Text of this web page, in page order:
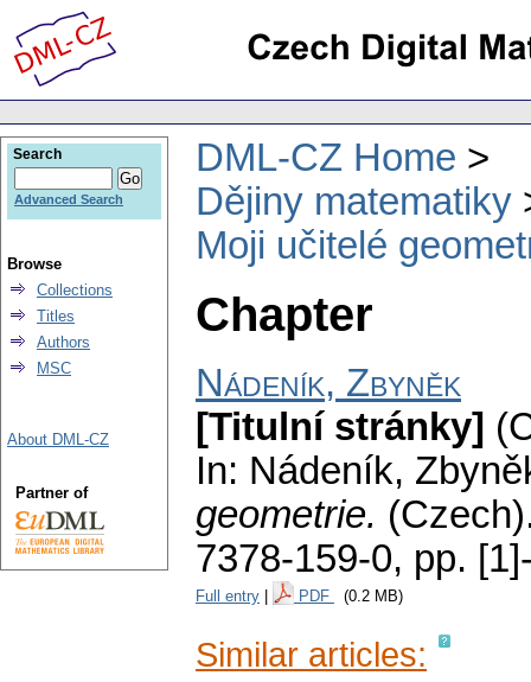
DML-CZ Home
Dějiny matematiky
Moji učitelé
Chapter
Nádeník, Zbyněk
[Titulní stránky]
In: Nádeník,
geometrie.
7378-159-0, pp.
Full entry PDF (0.2 MB)
Similar articles:
Search
Advanced Search
Browse
Collections
Titles
Authors
MSC
About DML-CZ
Partner of